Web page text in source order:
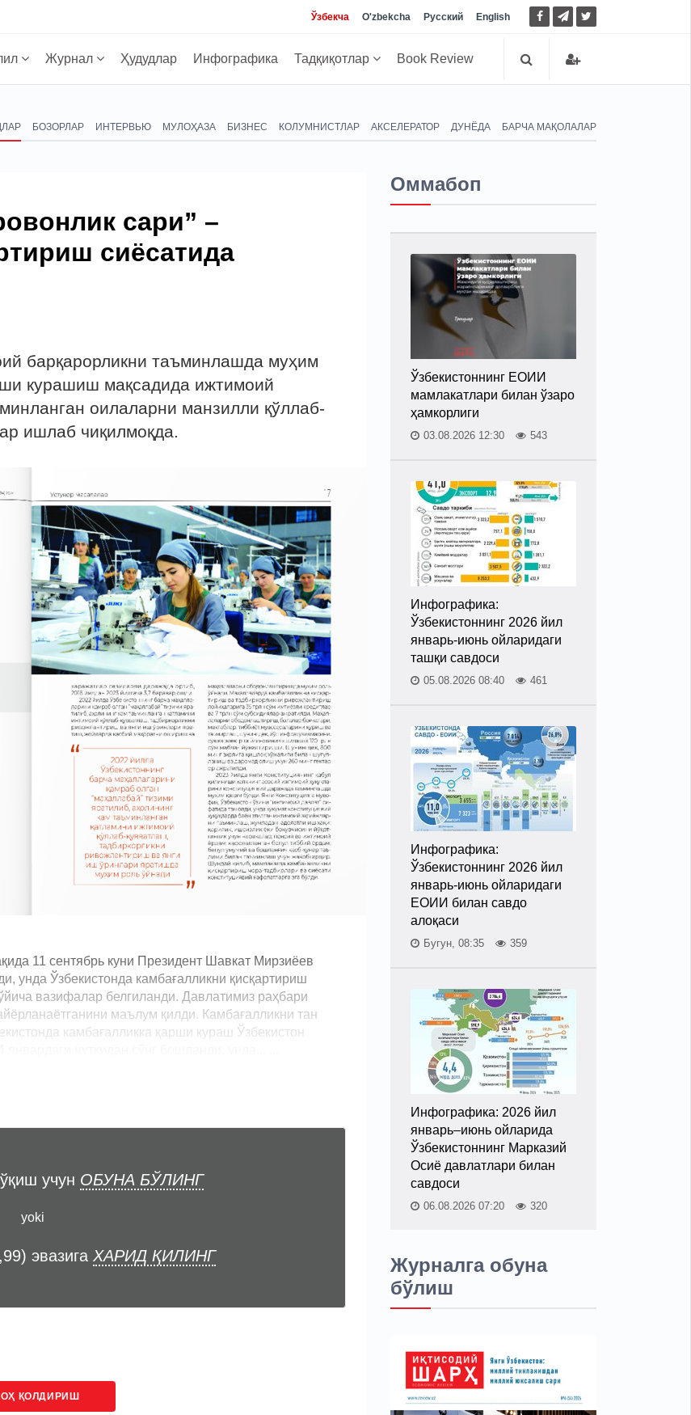
Ўзбекча O'zbekcha Русский English
Журнал Ҳудудлар Инфографика Тадқиқотлар Book Review
БОЗОРЛАР ИНТЕРВЬЮ МУЛОҲАЗА БИЗНЕС КОЛУМНИСТЛАР АКСЕЛЕРАТОР ДУНЁДА БАРЧА МАҚОЛАЛАР
сари” –
сиёсатида
барқарорликни таъминлашда муҳим
курашиш мақсадида ижтимоий
оилаларни манзилли қўллаб-
ишлаб чиқилмоқда.
11 сентябрь куни Президент Шавкат Мирзиёев
унда Ўзбекистонда камбағалликни қисқартириш
вазифалар белгиланди. Давлатимиз раҳбари
маълум қилди. Камбағалликни тан
камбағалликка қарши кураш Ўзбекистон
учун ОБУНА БЎЛИНГ
yoki
эвазига ХАРИД ҚИЛИНГ
ҚОЛДИРИШ
Оммабоп
Ўзбекистоннинг ЕОИИ
мамлакатлари билан ўзаро
ҳамкорлиги
03.08.2026 12:30 543
Инфографика:
Ўзбекистоннинг 2026 йил
январь-июнь ойларидаги
ташқи савдоси
05.08.2026 08:40 461
Инфографика:
Ўзбекистоннинг 2026 йил
январь-июнь ойларидаги
ЕОИИ билан савдо
алоқаси
Бугун, 08:35 359
Инфографика: 2026 йил
январь–июнь ойларида
Ўзбекистоннинг Марказий
Осиё давлатлари билан
савдоси
06.08.2026 07:20 320
Журналга обуна
бўлиш